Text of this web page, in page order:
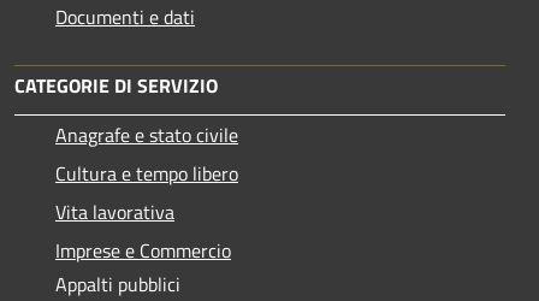
Documenti e dati
CATEGORIE DI SERVIZIO
Anagrafe e stato civile
Cultura e tempo libero
Vita lavorativa
Imprese e Commercio
Appalti pubblici